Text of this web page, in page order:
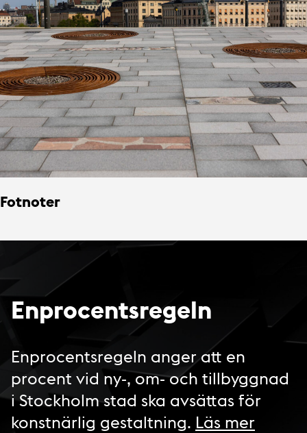
Fotnoter
Enprocentsregeln
Enprocentsregeln anger att en
procent vid ny-, om- och tillbyggnad
i Stockholm stad ska avsättas för
konstnärlig gestaltning. Läs mer